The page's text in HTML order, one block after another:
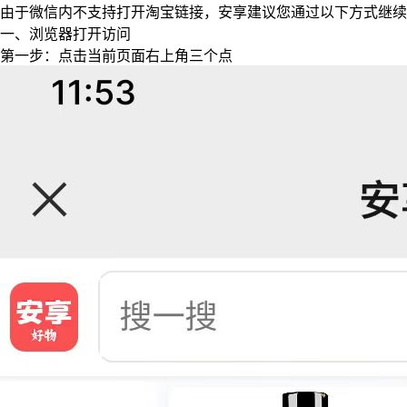
由于微信内不支持打开淘宝链接，安享建议您通过以下方式继
一、浏览器打开访问
第一步：点击当前页面右上角三个点